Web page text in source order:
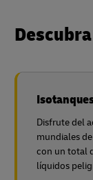
Disfrute del
mundiales
con un total
líquidos